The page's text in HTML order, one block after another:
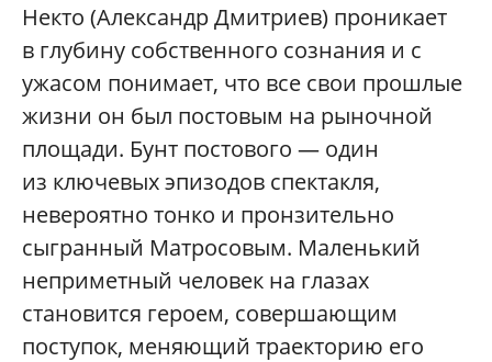
Некто (Александр Дмитриев) проникает
в глубину собственного сознания и с
ужасом понимает, что все свои прошлые
жизни он был постовым на рыночной
площади. Бунт постового — один
из ключевых эпизодов спектакля,
невероятно тонко и пронзительно
сыгранный Матросовым. Маленький
неприметный человек на глазах
становится героем, совершающим
поступок, меняющий траекторию его